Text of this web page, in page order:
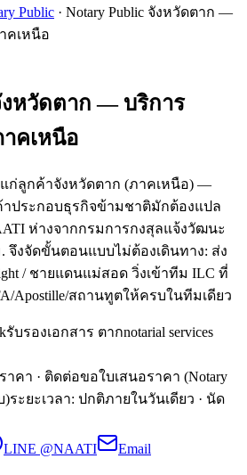
Public · Notary Public จังหวัดตาก —
คเหนือ
งหวัดตาก — บริการ
าคเหนือ
แก่ลูกค้าจังหวัดตาก (ภาคเหนือ) —
ประกอบธุรกิจข้ามชาติมักต้องแปล
ห่างจากกรมการกงสุลแจ้งวัฒนะ
จึงจัดขั้นตอนแบบไม่ต้องเดินทาง: ส่ง
/ ชายแดนแม่สอด วิ่งเข้าทีม ILC ที่
Apostille/สถานทูตให้ครบในทีมเดียว
รับรองเอกสาร ตากnotarial services
าคา · ติดต่อขอใบเสนอราคา (Notary
)ระยะเวลา: ปกติภายในวันเดียว · นัด
LINE @NAATI
Email